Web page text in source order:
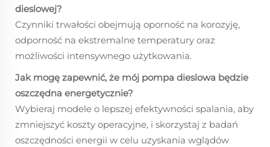
dieslowej?
Czynniki trwałości obejmują oporność na korozyję,
odporność na ekstremalne temperatury oraz
możliwości intensywnego użytkowania.
Jak mogę zapewnić, że mój pompa dieslowa będzie
oszczędna energetycznie?
Wybieraj modele o lepszej efektywności spalania, aby
zmniejszyć koszty operacyjne, i skorzystaj z badań
oszczędności energii w celu uzyskania wglądów